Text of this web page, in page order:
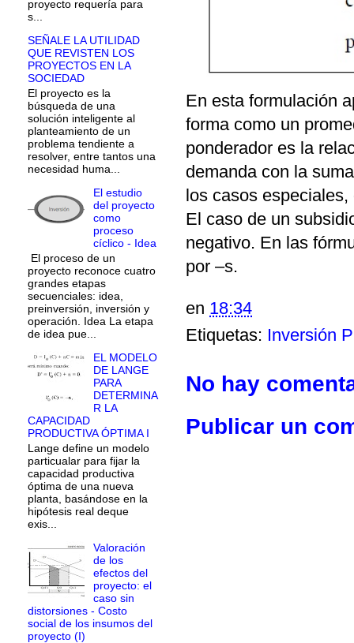
En esta formulación
forma como un
ponderador es la
demanda con la
los casos
El caso de un
negativo. En las
por –s.
en 18:34
Etiquetas: Inversión
No hay
Publicar un
proyecto requería para
s...
SEÑALE LA UTILIDAD
QUE REVISTEN LOS
PROYECTOS EN LA
SOCIEDAD
El proyecto es la
búsqueda de una
solución inteligente al
planteamiento de un
problema tendiente a
resolver, entre tantos una
necesidad huma...
El estudio
del proyecto
como
proceso
cíclico - Idea
El proceso de un
proyecto reconoce cuatro
grandes etapas
secuenciales: idea,
preinversión, inversión y
operación. Idea La etapa
de idea pue...
EL MODELO
DE LANGE
PARA
DETERMINA
R LA
CAPACIDAD
PRODUCTIVA ÓPTIMA I
Lange define un modelo
particualar para fijar la
capacidad productiva
óptima de una nueva
planta, basándose en la
hipótesis real deque
exis...
Valoración
de los
efectos del
proyecto: el
caso sin
distorsiones - Costo
social de los insumos del
proyecto (I)